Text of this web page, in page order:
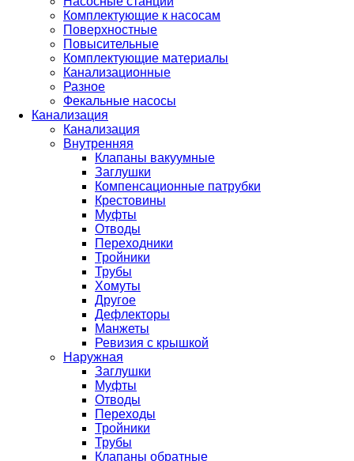
Комплектующие к насосам
Поверхностные
Повысительные
Комплектующие материалы
Канализационные
Разное
Фекальные насосы
Канализация
Канализация
Внутренняя
Клапаны вакуумные
Заглушки
Компенсационные патрубки
Крестовины
Муфты
Отводы
Переходники
Тройники
Трубы
Хомуты
Другое
Дефлекторы
Манжеты
Ревизия с крышкой
Наружная
Заглушки
Муфты
Отводы
Переходы
Тройники
Трубы
Клапаны обратные